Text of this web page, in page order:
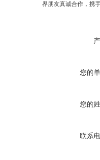
界朋友真诚合作，携
您的
您的
联系